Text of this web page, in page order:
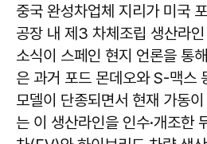
중국 완성차업체 지리가 미국
공장 내 제3 차체조립 생산라
소식이 스페인 현지 언론을 통
은 과거 포드 몬데오와 S-맥스
모델이 단종되면서 현재 가동
는 이 생산라인을 인수·개조한